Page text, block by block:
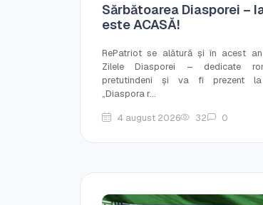
Sărbătoarea Diasporei –
este ACASĂ!
RePatriot se alătură și în acest
Zilele Diasporei – dedicate
pretutindeni și va fi prezent la
„Diaspora r...
4 august 2026
32 0